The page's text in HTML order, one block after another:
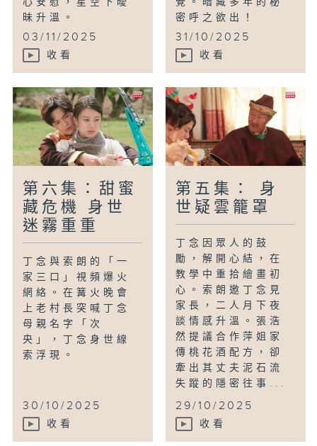
昧升溫。
03/11/2025
收看
密呼之欲出！
31/10/2025
收看
第六集：甜蜜
藏危機 身世
迷霧重重
丁念與索朗的「一
家三口」視頻爆火
網絡。在篝火晚會
上老村長突喊丁念
母親名字「次
央」，丁念身世線
索浮現。
30/10/2025
收看
第五集： 身
世疑雲籠罩
丁念因眾人的鼓
勵，解開心結，在
教學中重拾繪畫初
心。索朗邀丁念見
家長，二人月下夜
談情感升溫。張浩
然提議合作萍姐家
傳桃花酒配方，卻
牽出其丈夫泥石流
失蹤的隱密往事...
29/10/2025
收看